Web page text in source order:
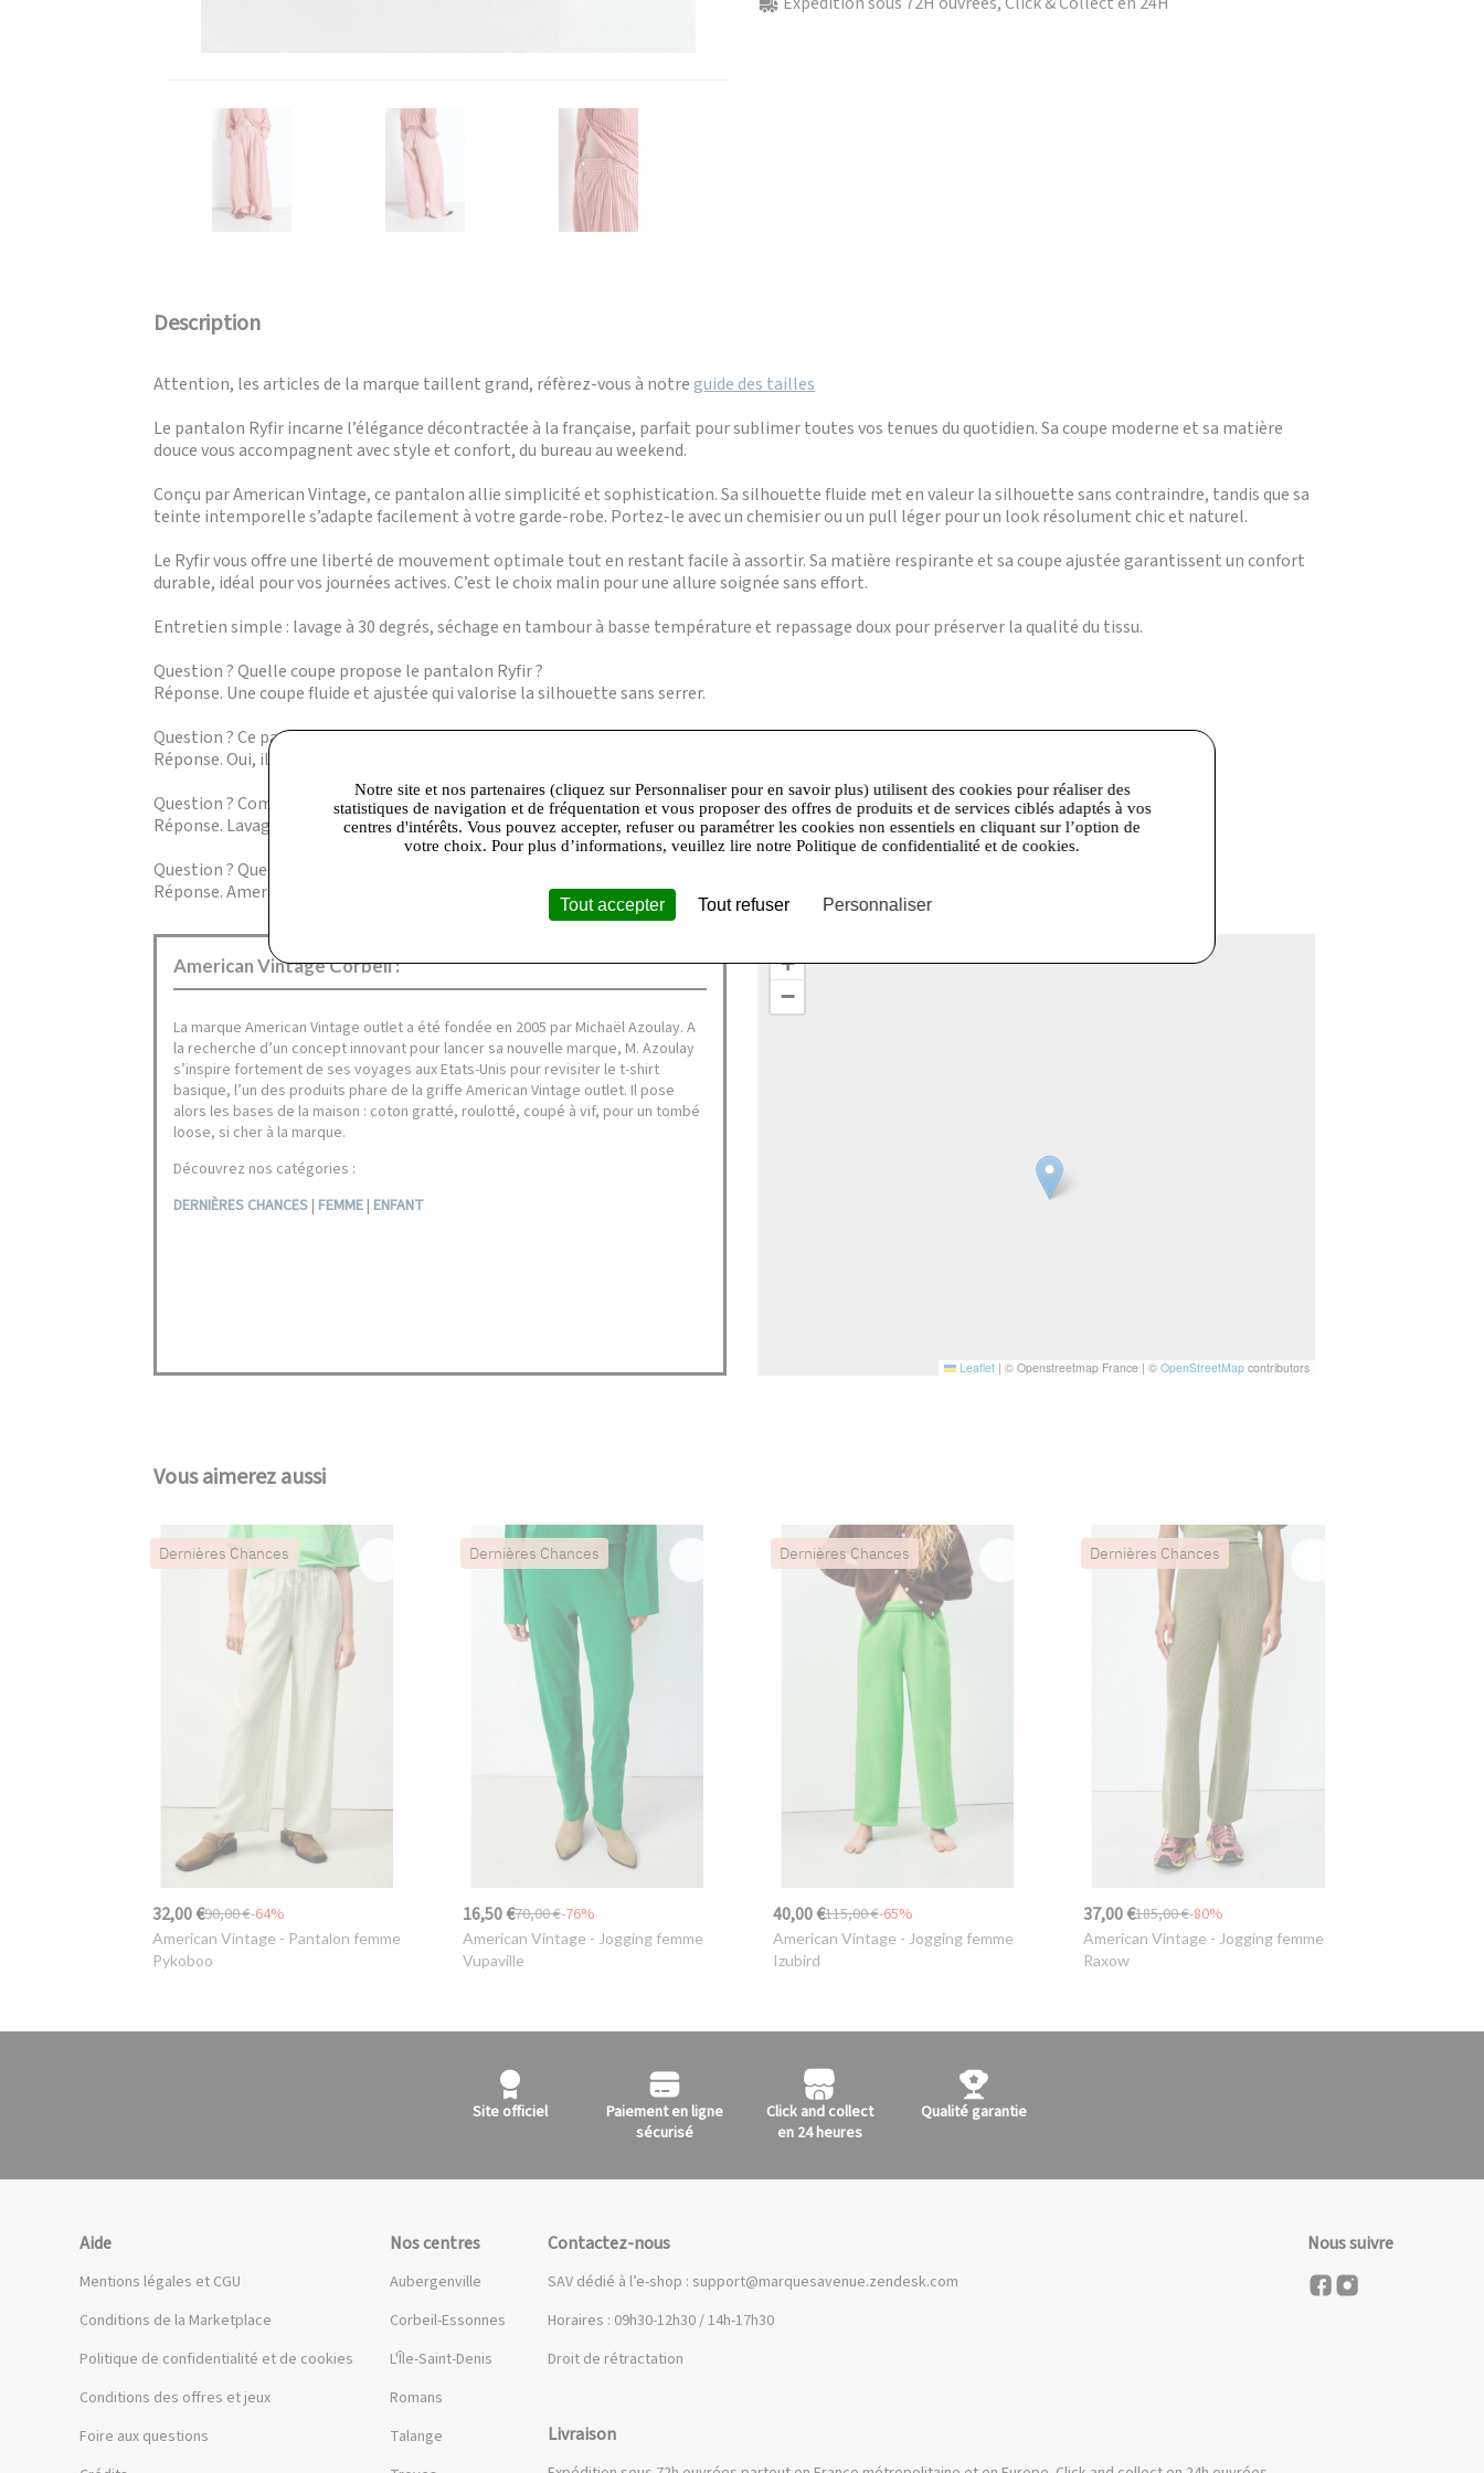
Description
Attention, les articles de la marque taillent grand, réfèrez-vous à notreguide des tailles
Le pantalon Ryfir incarne l’élégance décontractée à la française, parfait pour sublimer toutes vos tenues du quotidien. Sa coupe moderne et sa matière
douce vous accompagnent avec style et confort, du bureau au weekend.
Conçu par American Vintage, ce pantalon allie simplicité et sophistication. Sa silhouette fluide met en valeur la silhouette sans contraindre, tandis que sa
teinte intemporelle s’adapte facilement à votre garde-robe. Portez-le avec un chemisier ou un pull léger pour un look résolument chic et naturel.
Le Ryfir vous offre une liberté de mouvement optimale tout en restant facile à assortir. Sa matière respirante et sa coupe ajustée garantissent un confort
durable, idéal pour vos journées actives. C’est le choix malin pour une allure soignée sans effort.
Entretien simple : lavage à 30 degrés, séchage en tambour à basse température et repassage doux pour préserver la qualité du tissu.
Question ? Quelle coupe propose le pantalon Ryfir ?
Réponse. Une coupe fluide et ajustée qui valorise la silhouette sans serrer.
Question ? Ce pantalon convient-il pour un usage quotidien ?
Réponse. Oui, il est conçu pour un confort optimal tout au long de la journée.
Question ? Comment entretenir ce pantalon ?
Réponse. Lavage à 30 degrés, tambour basse température, repassage à basse température.
Question ? Quelle marque signe ce pantalon ?
Réponse. American Vintage, reconnue pour ses pièces alliant qualité et style intemporel.
American Vintage Corbeil :
La marque American Vintage outlet a été fondée en 2005 par Michaël Azoulay. A
la recherche d’un concept innovant pour lancer sa nouvelle marque, M. Azoulay
s’inspire fortement de ses voyages aux Etats-Unis pour revisiter le t-shirt
basique, l’un des produits phare de la griffe American Vintage outlet. Il pose
alors les bases de la maison : coton gratté, roulotté, coupé à vif, pour un tombé
loose, si cher à la marque.
Découvrez nos catégories :
DERNIÈRES CHANCES | FEMME | ENFANT
+
−
Leaflet | © Openstreetmap France | © OpenStreetMapcontributors
Vous aimerez aussi
Dernières Chances
32,00 €90,00 €-64%
American Vintage - Pantalon femme
Pykoboo
Dernières Chances
16,50 €70,00 €-76%
American Vintage - Jogging femme
Vupaville
Dernières Chances
40,00 €115,00 €-65%
American Vintage - Jogging femme
Izubird
Dernières Chances
37,00 €185,00 €-80%
American Vintage - Jogging femme
Raxow
Site officiel
Paiement en ligne
sécurisé
Click and collect
en 24 heures
Qualité garantie
Aide
Mentions légales et CGU
Conditions de la Marketplace
Politique de confidentialité et de cookies
Conditions des offres et jeux
Foire aux questions
Nos centres
Aubergenville
Corbeil-Essonnes
L'Île-Saint-Denis
Romans
Talange
Contactez-nous
SAV dédié à l’e-shop : support@marquesavenue.zendesk.com
Horaires : 09h30-12h30 / 14h-17h30
Droit de rétractation
Livraison
Nous suivre
Notre site et nos partenaires (cliquez sur Personnaliser pour en savoir plus) utilisent des cookies pour réaliser des
statistiques de navigation et de fréquentation et vous proposer des offres de produits et de services ciblés adaptés à vos
centres d'intérêts. Vous pouvez accepter, refuser ou paramétrer les cookies non essentiels en cliquant sur l’option de
votre choix. Pour plus d’informations, veuillez lire notre Politique de confidentialité et de cookies.
Tout accepter Tout refuser Personnaliser